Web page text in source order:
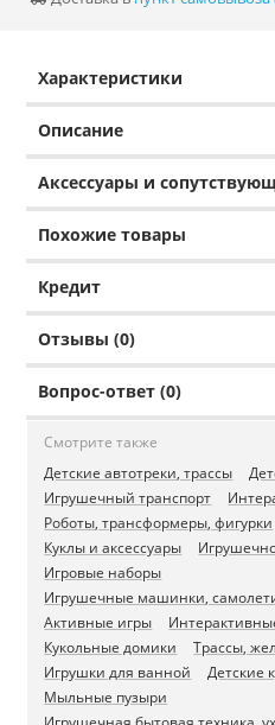
Характеристики
Описание
Аксессуары и
Похожие товары
Кредит
Отзывы (0)
Вопрос-ответ (0)
Смотрите также
Детские автотреки, трассы
Игрушечный транспорт
Роботы, трансформеры, фигурки
Куклы и аксессуары
Игровые наборы
Игрушечные машинки,
Активные игры
Кукольные домики
Трассы,
Игрушки для ванной
Детские
Мыльные пузыри